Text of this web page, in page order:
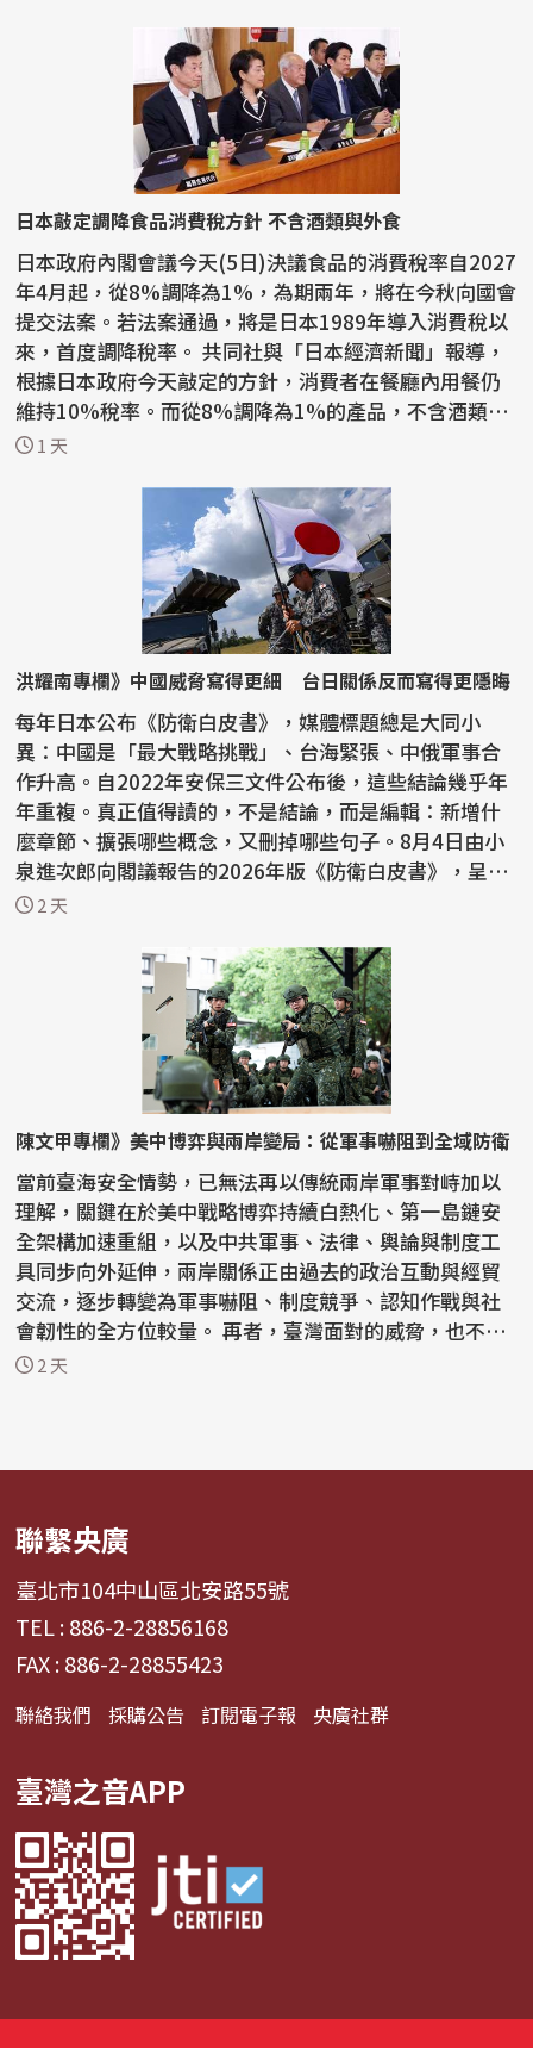
日本敲定調降食品消費稅方針 不含酒類與外食
日本政府內閣會議今天(5日)決議食品的消費稅率自2027
年4月起，從8%調降為1%，為期兩年，將在今秋向國會
提交法案。若法案通過，將是日本1989年導入消費稅以
來，首度調降稅率。 共同社與「日本經濟新聞」報導，
根據日本政府今天敲定的方針，消費者在餐廳內用餐仍
維持10%稅率。而從8%調降為1%的產品，不含酒類與
外食。...
1 天
洪耀南專欄》中國威脅寫得更細 台日關係反而寫得更隱晦
每年日本公布《防衛白皮書》，媒體標題總是大同小
異：中國是「最大戰略挑戰」、台海緊張、中俄軍事合
作升高。自2022年安保三文件公布後，這些結論幾乎年
年重複。真正值得讀的，不是結論，而是編輯：新增什
麼章節、擴張哪些概念，又刪掉哪些句子。8月4日由小
泉進次郎向閣議報告的2026年版《防衛白皮書》，呈現
一個鮮明反...
2 天
陳文甲專欄》美中博弈與兩岸變局：從軍事嚇阻到全域防衛
當前臺海安全情勢，已無法再以傳統兩岸軍事對峙加以
理解，關鍵在於美中戰略博弈持續白熱化、第一島鏈安
全架構加速重組，以及中共軍事、法律、輿論與制度工
具同步向外延伸，兩岸關係正由過去的政治互動與經貿
交流，逐步轉變為軍事嚇阻、制度競爭、認知作戰與社
會韌性的全方位較量。 再者，臺灣面對的威脅，也不再
只是軍...
2 天
聯繫央廣
臺北市104中山區北安路55號
TEL : 886-2-28856168
FAX : 886-2-28855423
聯絡我們 採購公告 訂閱電子報 央廣社群
臺灣之音APP